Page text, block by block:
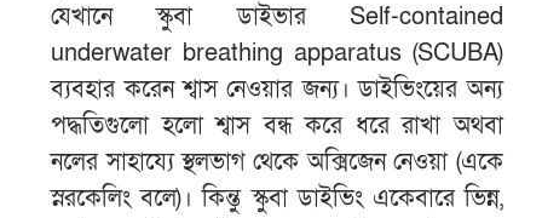
যেখানে স্কুবা ডাইভার Self-contained
underwater breathing apparatus (SCUBA)
ব্যবহার করেন শ্বাস নেওয়ার জন্য। ডাইভিংয়ের অন্য
পদ্ধতিগুলো হলো শ্বাস বন্ধ করে ধরে রাখা অথবা
নলের সাহায্যে স্থলভাগ থেকে অক্সিজেন নেওয়া (একে
স্নরকেলিং বলে)। কিন্তু স্কুবা ডাইভিং একেবারে ভিন্ন,